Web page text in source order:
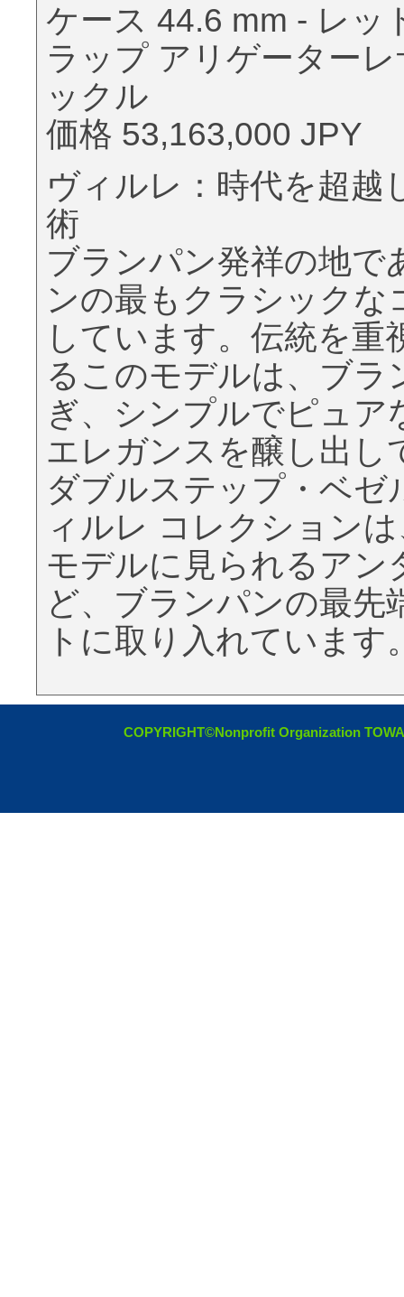
ケース 44.6 mm - レッ
ラップ アリゲーター
ックル
価格 53,163,000 JPY
ヴィルレ：時代を超越
術
ブランパン発祥の地で
ンの最もクラシック
しています。伝統を重
るこのモデルは、ブラ
ぎ、シンプルでピュ
エレガンスを醸し出し
ダブルステップ・ベ
ィルレ コレクション
モデルに見られるアン
ど、ブランパンの最先
トに取り入れています
COPYRIGHT©Nonprofit Organization